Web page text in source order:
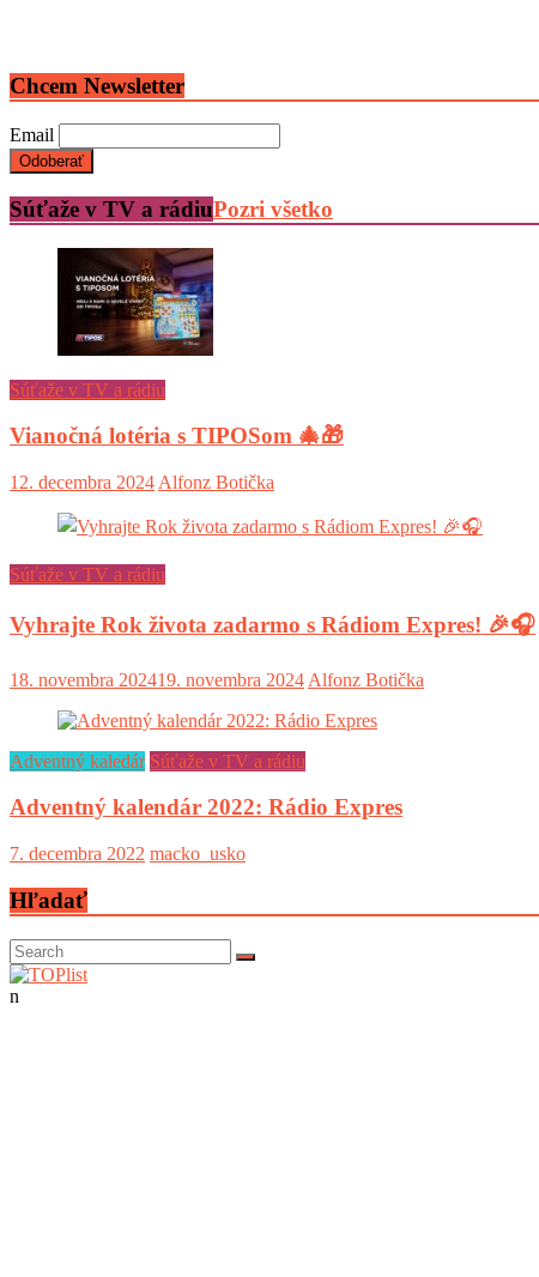
Chcem Newsletter
Email
Súťaže v TV a rádiuPozri všetko
Súťaže v TV a rádiu
Vianočná lotéria s TIPOSom 🎄🎁
12. decembra 2024 Alfonz Botička
Súťaže v TV a rádiu
Vyhrajte Rok života zadarmo s Rádiom Expres! 🎉🎧
18. novembra 202419. novembra 2024 Alfonz Botička
Adventný kaledár Súťaže v TV a rádiu
Adventný kalendár 2022: Rádio Expres
7. decembra 2022 macko_usko
Hľadať
n